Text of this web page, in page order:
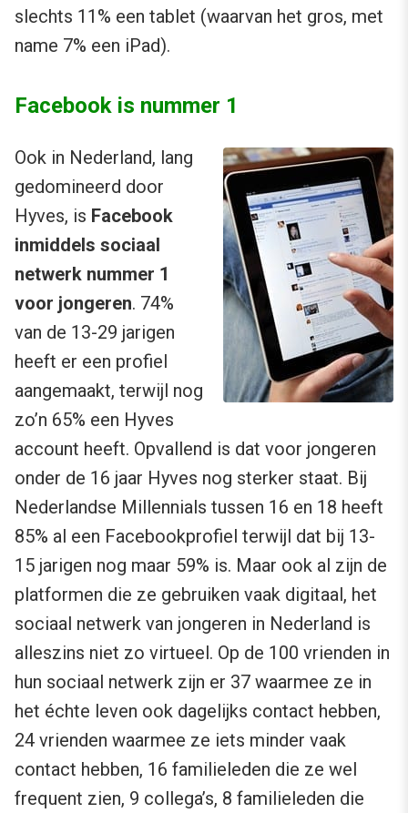
slechts 11% een tablet (waarvan het gros, met
name 7% een iPad).
Facebook is nummer 1
Ook in Nederland, lang
gedomineerd door
Hyves, is Facebook
inmiddels sociaal
netwerk nummer 1
voor jongeren. 74%
van de 13-29 jarigen
heeft er een profiel
aangemaakt, terwijl nog
zo’n 65% een Hyves
account heeft. Opvallend is dat voor jongeren
onder de 16 jaar Hyves nog sterker staat. Bij
Nederlandse Millennials tussen 16 en 18 heeft
85% al een Facebookprofiel terwijl dat bij 13-
15 jarigen nog maar 59% is. Maar ook al zijn de
platformen die ze gebruiken vaak digitaal, het
sociaal netwerk van jongeren in Nederland is
alleszins niet zo virtueel. Op de 100 vrienden in
hun sociaal netwerk zijn er 37 waarmee ze in
het échte leven ook dagelijks contact hebben,
24 vrienden waarmee ze iets minder vaak
contact hebben, 16 familieleden die ze wel
frequent zien, 9 collega’s, 8 familieleden die